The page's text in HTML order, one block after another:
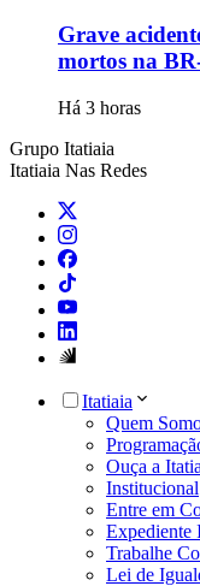
Grave
mortos na
Há 3 horas
Grupo Itatiaia
Itatiaia Nas Redes
Itatiaia
Quem
Ouça a
Institucional
Entre em
Expediente
Trabalhe
Lei de